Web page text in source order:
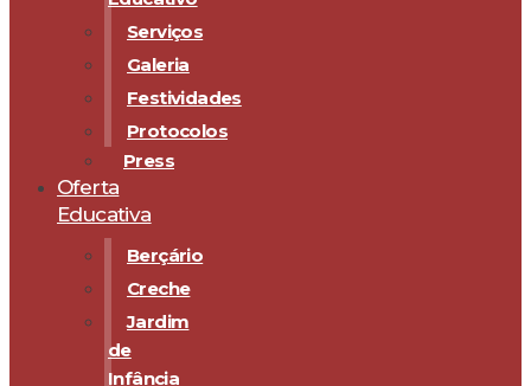
Serviços
Galeria
Festividades
Protocolos
Press
Oferta
Educativa
Berçário
Creche
Jardim
de
Infância